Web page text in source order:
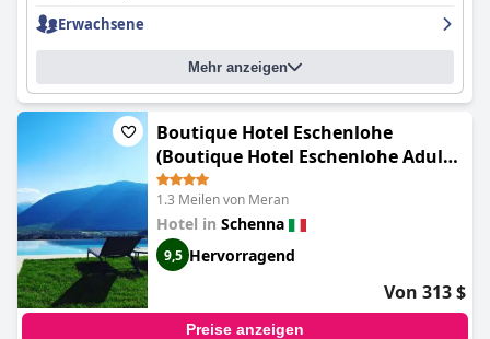
umgeben von Weinbergen und Apfelbäumen, mit ausreichend
Liegen und Platz für alle. Das Hotel ist auch hundefreundlich mit
Suiten im Erdgeschoss und Annehmlichkeiten für pelzige
Begleiter. Insgesamt bietetVinea - Apartmentseine einladende
und komfortable Umgebung für einen fantastischen Aufenthalt.
Erwachsene
Mehr anzeigen
Boutique Hotel Eschenlohe
(Boutique Hotel Eschenlohe Adults
only)
1.3 Meilen von Meran
Hotel in Schenna
9,5 Hervorragend
Von 313 $
Preise anzeigen